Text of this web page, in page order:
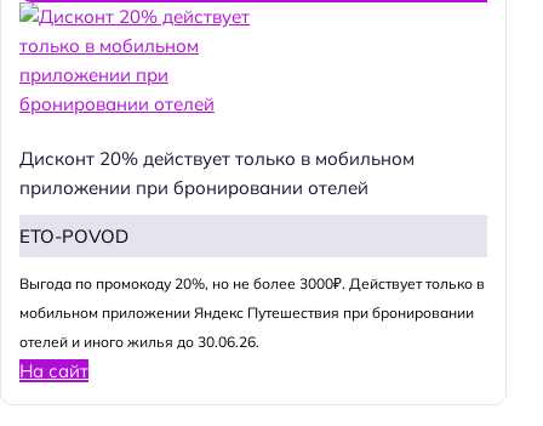
Дисконт 20% действует только в мобильном
приложении при бронировании отелей
ETO-POVOD
Выгода по промокоду 20%, но не более 3000₽. Действует только в
мобильном приложении Яндекс Путешествия при бронировании
отелей и иного жилья до 30.06.26.
На сайт